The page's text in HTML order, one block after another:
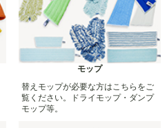
モップ
替えモップが必要な方はこちらをご
覧ください。ドライモップ・ダンプ
モップ等。